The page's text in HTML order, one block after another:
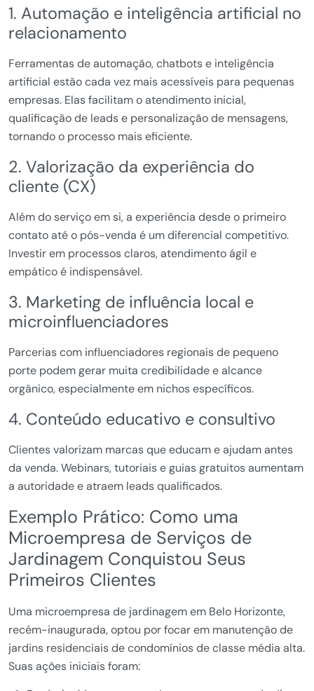
1. Automação e inteligência artificial no
relacionamento
Ferramentas de automação, chatbots e inteligência
artificial estão cada vez mais acessíveis para pequenas
empresas. Elas facilitam o atendimento inicial,
qualificação de leads e personalização de mensagens,
tornando o processo mais eficiente.
2. Valorização da experiência do
cliente (CX)
Além do serviço em si, a experiência desde o primeiro
contato até o pós-venda é um diferencial competitivo.
Investir em processos claros, atendimento ágil e
empático é indispensável.
3. Marketing de influência local e
microinfluenciadores
Parcerias com influenciadores regionais de pequeno
porte podem gerar muita credibilidade e alcance
orgânico, especialmente em nichos específicos.
4. Conteúdo educativo e consultivo
Clientes valorizam marcas que educam e ajudam antes
da venda. Webinars, tutoriais e guias gratuitos aumentam
a autoridade e atraem leads qualificados.
Exemplo Prático: Como uma
Microempresa de Serviços de
Jardinagem Conquistou Seus
Primeiros Clientes
Uma microempresa de jardinagem em Belo Horizonte,
recém-inaugurada, optou por focar em manutenção de
jardins residenciais de condomínios de classe média alta.
Suas ações iniciais foram: